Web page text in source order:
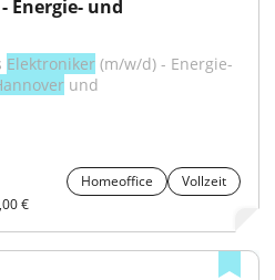
Energie- und
Elektroniker (m/w/d) - Energie-
und
Homeoffice
Vollzeit
€